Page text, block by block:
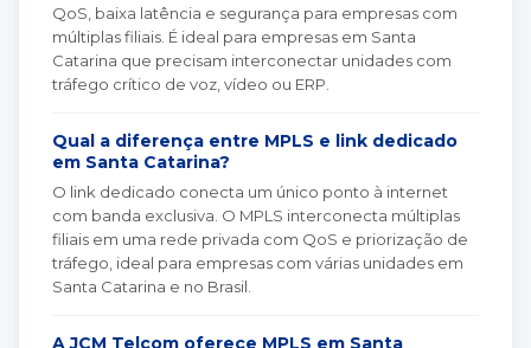
QoS, baixa latência e segurança para empresas com
múltiplas filiais. É ideal para empresas em Santa
Catarina que precisam interconectar unidades com
tráfego crítico de voz, vídeo ou ERP.
Qual a diferença entre MPLS e link dedicado
em Santa Catarina?
O link dedicado conecta um único ponto à internet
com banda exclusiva. O MPLS interconecta múltiplas
filiais em uma rede privada com QoS e priorização de
tráfego, ideal para empresas com várias unidades em
Santa Catarina e no Brasil.
A JCM Telcom oferece MPLS em Santa